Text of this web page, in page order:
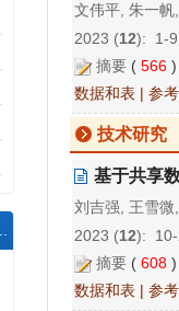
文伟平, 朱一
2023 (12): 1-
摘要 ( 566
数据和表 | 参
技术研究
基于共享
刘吉强, 王雪
2023 (12):
摘要 ( 608
数据和表 | 参